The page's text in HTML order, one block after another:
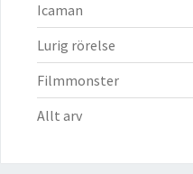
Icaman
Lurig rörelse
Filmmonster
Allt arv